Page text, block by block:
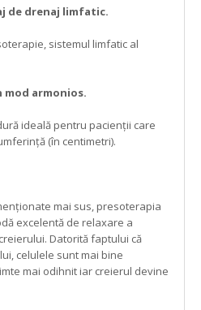
de drenaj limfatic.
sistemul limfatic al
mod armonios.
ideală pentru pacienții care
(în centimetri).
mai sus, presoterapia
excelentă de relaxare a
Datorită faptului că
celulele sunt mai bine
mai odihnit iar creierul devine